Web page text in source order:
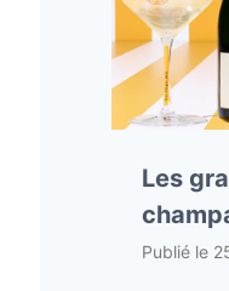
Les
Publié le